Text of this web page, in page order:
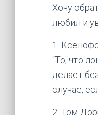
Хочу
любил и
1.
“То, что
делает
случае,
2. Том